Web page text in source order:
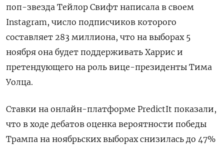
поп-звезда Тейлор Свифт написала в своем
Instagram, число подписчиков которого
составляет 283 миллиона, что на выборах 5
ноября она будет поддерживать Харрис и
претендующего на роль вице-президенты Тима
Уолца.
Ставки на онлайн-платформе PredictIt показали,
что в ходе дебатов оценка вероятности победы
Трампа на ноябрьских выборах снизилась до 47%